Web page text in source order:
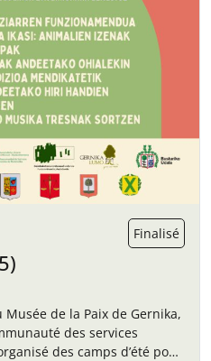
Finalisé
de la Paix de Gernika,
des services
des camps d’été pour